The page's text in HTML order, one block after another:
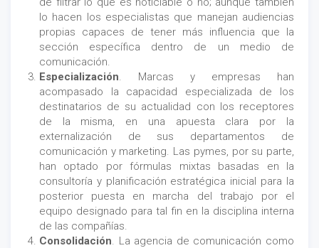
lo hacen los especialistas que manejan audiencias
propias capaces de tener más influencia que la
sección específica dentro de un medio de
comunicación.
Especialización. Marcas y empresas han
acompasado la capacidad especializada de los
destinatarios de su actualidad con los receptores
de la misma, en una apuesta clara por la
externalización de sus departamentos de
comunicación y marketing. Las pymes, por su parte,
han optado por fórmulas mixtas basadas en la
consultoría y planificación estratégica inicial para la
posterior puesta en marcha del trabajo por el
equipo designado para tal fin en la disciplina interna
de las compañías.
Consolidación. La agencia de comunicación como